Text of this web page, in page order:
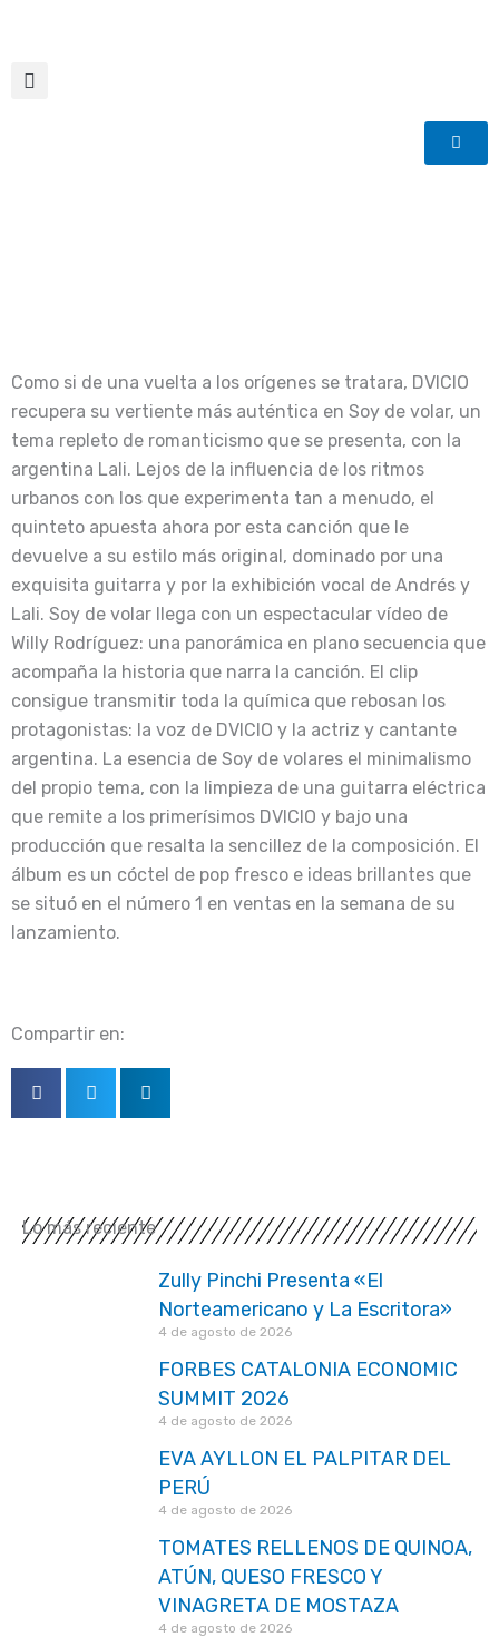
contenido
Como si de una vuelta a los orígenes se tratara, DVICIO
recupera su vertiente más auténtica en Soy de volar, un
tema repleto de romanticismo que se presenta, con la
argentina Lali. Lejos de la influencia de los ritmos
urbanos con los que experimenta tan a menudo, el
quinteto apuesta ahora por esta canción que le
devuelve a su estilo más original, dominado por una
exquisita guitarra y por la exhibición vocal de Andrés y
Lali. Soy de volar llega con un espectacular vídeo de
Willy Rodríguez: una panorámica en plano secuencia que
acompaña la historia que narra la canción. El clip
consigue transmitir toda la química que rebosan los
protagonistas: la voz de DVICIO y la actriz y cantante
argentina. La esencia de Soy de volares el minimalismo
del propio tema, con la limpieza de una guitarra eléctrica
que remite a los primerísimos DVICIO y bajo una
producción que resalta la sencillez de la composición. El
álbum es un cóctel de pop fresco e ideas brillantes que
se situó en el número 1 en ventas en la semana de su
lanzamiento.
Compartir en:
Lo más reciente
Zully Pinchi Presenta «El
Norteamericano y La Escritora»
4 de agosto de 2026
FORBES CATALONIA ECONOMIC
SUMMIT 2026
4 de agosto de 2026
EVA AYLLON EL PALPITAR DEL
PERÚ
4 de agosto de 2026
TOMATES RELLENOS DE QUINOA,
ATÚN, QUESO FRESCO Y
VINAGRETA DE MOSTAZA
4 de agosto de 2026